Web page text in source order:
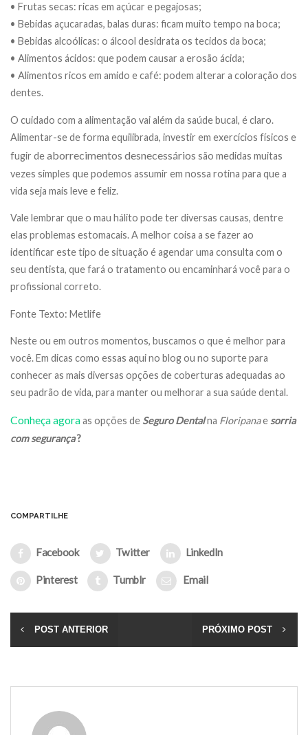
• Frutas secas: ricas em açúcar e pegajosas;
• Bebidas açucaradas, balas duras: ficam muito tempo na boca;
• Bebidas alcoólicas: o álcool desidrata os tecidos da boca;
• Alimentos ácidos: que podem causar a erosão ácida;
• Alimentos ricos em amido e café: podem alterar a coloração dos
dentes.
O cuidado com a alimentação vai além da saúde bucal, é claro.
Alimentar-se de forma equilibrada, investir em exercícios físicos e
fugir deaborrecimentos desnecessários são medidas muitas
vezes simples que podemos assumir em nossa rotina para que a
vida seja mais leve e feliz.
Vale lembrar que o mau hálito pode ter diversas causas, dentre
elas problemas estomacais. A melhor coisa a se fazer ao
identificar este tipo de situação é agendar uma consulta com o
seu dentista, que fará o tratamento ou encaminhará você para o
profissional correto.
Fonte Texto: Metlife
Neste ou em outros momentos, buscamos o que é melhor para
você. Em dicas como essas aqui no blog ou no suporte para
conhecer as mais diversas opções de coberturas adequadas ao
seu padrão de vida, para manter ou melhorar a sua saúde dental.
Conheça agoraas opções de Seguro Dentalna Floripanae sorria
com segurança?
COMPARTILHE
Facebook Twitter LinkedIn
Pinterest Tumblr Email
POST ANTERIOR PRÓXIMO POST